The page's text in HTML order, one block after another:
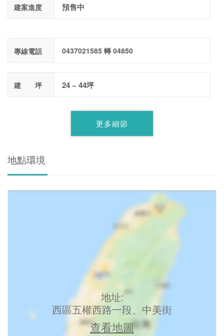
建案進度 預售中
專線電話 0437021585 轉 04850
建 坪 24 ~ 44坪
更多細節
地點環境
地址:
西區五權西路一段、中美街
查看地圖